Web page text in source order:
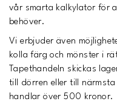
vår smarta kalkylator för
behöver.
Vi erbjuder även
kolla färg och mönster i
Tapethandeln skickas
till dörren eller till
handlar över 500 kronor.